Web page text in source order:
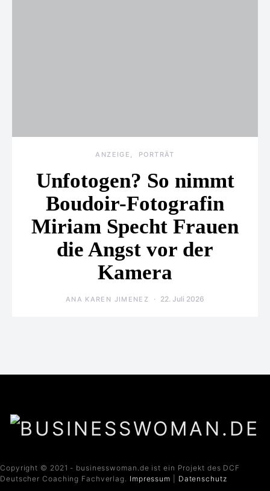
ANZEIGE PORTRÄT
Unfotogen? So nimmt
Boudoir-Fotografin
Miriam Specht Frauen
die Angst vor der
Kamera
ANA KAREN JIMENEZ 22. Juli 2026
Copyright © 2021 - businesswoman.de ist ein Projekt des DCF
Deutscher Coaching Fachverlag. Impressum Datenschutz